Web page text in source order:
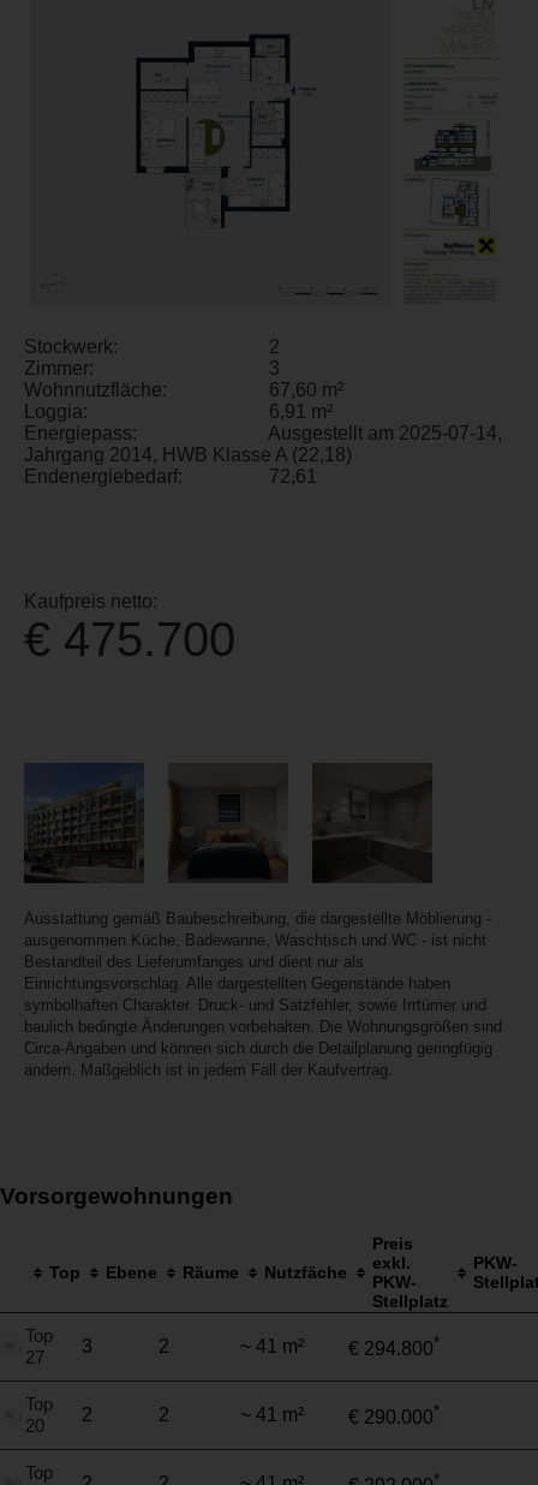
Stockwerk:
2
Zimmer:
3
Wohnnutzfläche:
67,60 m²
Loggia:
6,91 m²
Energiepass:
Ausgestellt am 2025-07-14,
Jahrgang 2014, HWB Klasse A (22,18)
Endenergiebedarf:
72,61
Kaufpreis netto:
€ 475.700
Ausstattung gemäß Baubeschreibung, die dargestellte Möblierung -
ausgenommen Küche, Badewanne, Waschtisch und WC - ist nicht
Bestandteil des Lieferumfanges und dient nur als
Einrichtungsvorschlag. Alle dargestellten Gegenstände haben
symbolhaften Charakter. Druck- und Satzfehler, sowie Irrtümer und
baulich bedingte Änderungen vorbehalten. Die Wohnungsgrößen sind
Circa-Angaben und können sich durch die Detailplanung geringfügig
ändern. Maßgeblich ist in jedem Fall der Kaufvertrag.
Vorsorgewohnungen
Top Ebene Räume Nutzfäche
Preis
exkl.
PKW-
Stellplatz
PKW-
Top
27
3 2 ~ 41 m² € 294.800*
Top
20
2 2 ~ 41 m² € 290.000*
Top
*